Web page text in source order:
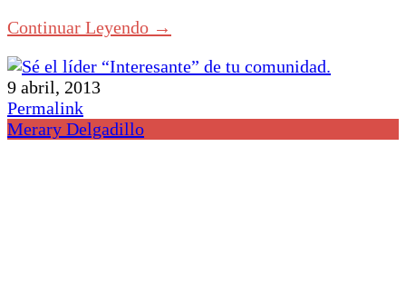
Continuar Leyendo →
9 abril, 2013
Permalink
Merary Delgadillo